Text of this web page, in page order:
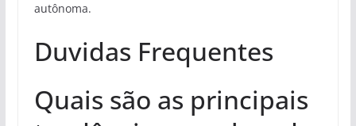
autônoma.
Duvidas Frequentes
Quais são as principais